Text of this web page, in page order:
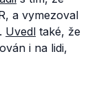
a vymezoval
Uvedl také, že
i na lidi,